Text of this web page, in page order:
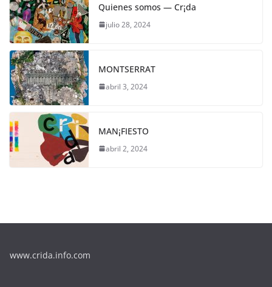
Quienes somos — Cr¡da
julio 28, 2024
MONTSERRAT
abril 3, 2024
MAN¡FIESTO
abril 2, 2024
www.crida.info.com